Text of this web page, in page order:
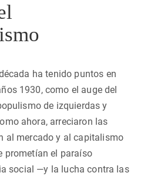
ha tenido puntos en
1930, como el auge del
de izquierdas y
ahora, arreciaron las
al mercado y al capitalismo
prometían el paraíso
social —y la lucha contra las